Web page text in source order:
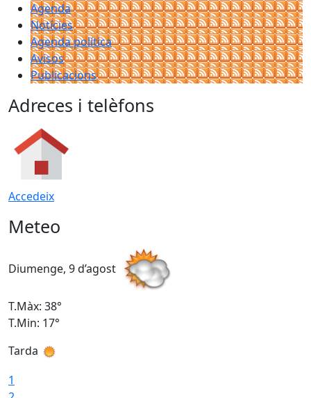
Agenda
Notícies
Agenda política
Avisos
Publicacions
Adreces i telèfons
Accedeix
Meteo
Diumenge, 9 d’agost
T.Màx: 38°
T.Min: 17°
Tarda
1